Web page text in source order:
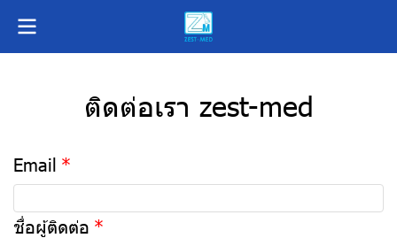
ติดต่อเรา zest-med
Email
ชื่อผู้ติดต่อ